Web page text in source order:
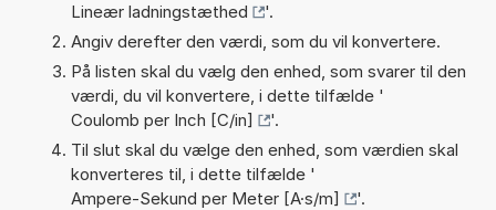
Lineær ladningstæthed
'.
Angiv derefter den værdi, som du vil konvertere.
På listen skal du vælg den enhed, som svarer til den
værdi, du vil konvertere, i dette tilfælde '
Coulomb per Inch [C/in]
'.
Til slut skal du vælge den enhed, som værdien skal
konverteres til, i dette tilfælde '
Ampere-Sekund per Meter [A·s/m]
'.